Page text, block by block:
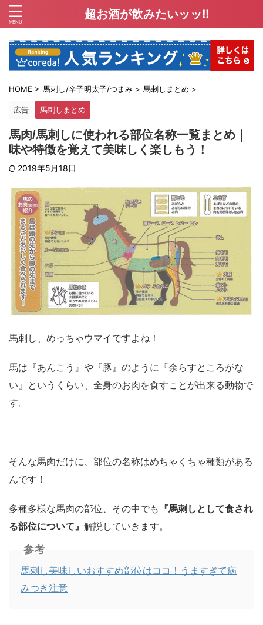
超お酒が飲みたいッッ!!
HOME > 馬刺し/辛子明太子/つまみ > 馬刺しまとめ >
広告 馬刺しまとめ
馬肉/馬刺しに使われる部位名称一覧まとめ｜
味や特徴を覚えて美味しく楽しもう！
2019年5月18日
馬刺し、めっちゃウマイですよね！
馬は『あんこう』や『豚』のように『余らすところがな
い』というくらい、全身のお肉を食すことが出来る動物で
す。
そんな馬肉だけに、部位の名称はめちゃくちゃ種類がある
んです！
多種多様な馬肉の部位、その中でも 『馬刺しとして食され
る部位について』 解説していきます。
参考
馬刺し美味しいおすすめ部位はココ！うますぎて病
みつき注意